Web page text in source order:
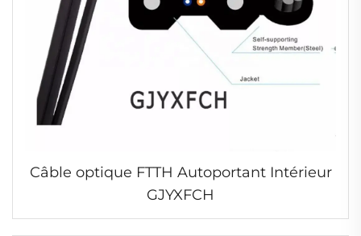
Câble optique FTTH Autoportant Intérieur
GJYXFCH